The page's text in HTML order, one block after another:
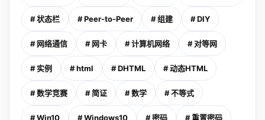
# 状态栏 # Peer-to-Peer # 组建 # DIY
# 网络通信 # 网卡 # 计算机网络 # 对等网
# 实例 # html # DHTML # 动态HTML
# 数学竞赛 # 简证 # 数学 # 不等式
# Win10 # Windows10 # 密码 # 重置密码